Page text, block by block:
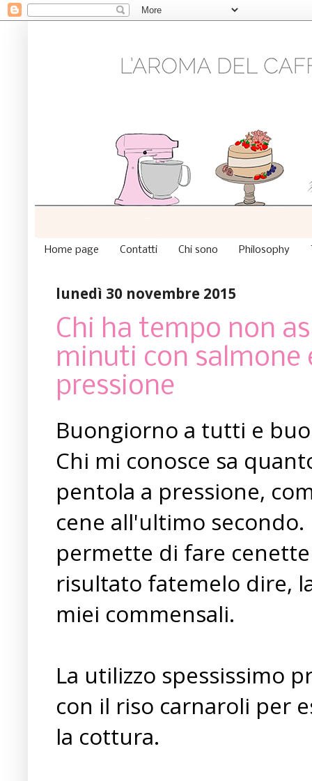
Home page Contatti Chi sono Philosophy
lunedì 30 novembre 2015
Chi ha tempo non
minuti con salmone
pressione
Buongiorno a tutti e
Chi mi conosce sa
pentola a pressione,
cene all'ultimo
permette di fare
risultato fatemelo dire,
miei commensali.
La utilizzo spessissimo
con il riso carnaroli per
la cottura.